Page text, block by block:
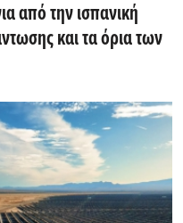
από την ισπανική
και τα όρια των